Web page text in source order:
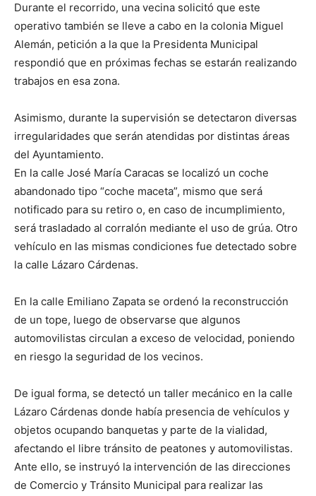
Durante el recorrido, una vecina solicitó que este
operativo también se lleve a cabo en la colonia Miguel
Alemán, petición a la que la Presidenta Municipal
respondió que en próximas fechas se estarán realizando
trabajos en esa zona.
Asimismo, durante la supervisión se detectaron diversas
irregularidades que serán atendidas por distintas áreas
del Ayuntamiento.
En la calle José María Caracas se localizó un coche
abandonado tipo “coche maceta”, mismo que será
notificado para su retiro o, en caso de incumplimiento,
será trasladado al corralón mediante el uso de grúa. Otro
vehículo en las mismas condiciones fue detectado sobre
la calle Lázaro Cárdenas.
En la calle Emiliano Zapata se ordenó la reconstrucción
de un tope, luego de observarse que algunos
automovilistas circulan a exceso de velocidad, poniendo
en riesgo la seguridad de los vecinos.
De igual forma, se detectó un taller mecánico en la calle
Lázaro Cárdenas donde había presencia de vehículos y
objetos ocupando banquetas y parte de la vialidad,
afectando el libre tránsito de peatones y automovilistas.
Ante ello, se instruyó la intervención de las direcciones
de Comercio y Tránsito Municipal para realizar las